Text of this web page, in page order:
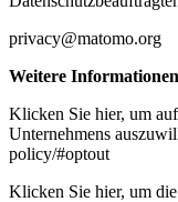
privacy@matomo.org
Weitere
Klicken Sie hier, um
Unternehmens
policy/#optout
Klicken Sie hier, um